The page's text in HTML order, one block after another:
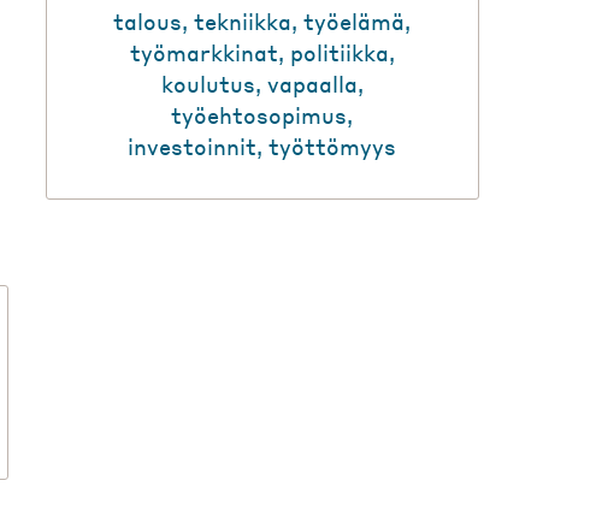
talous,tekniikka,työelämä,
työmarkkinat, politiikka,
koulutus, vapaalla,
työehtosopimus,
investoinnit,työttömyys